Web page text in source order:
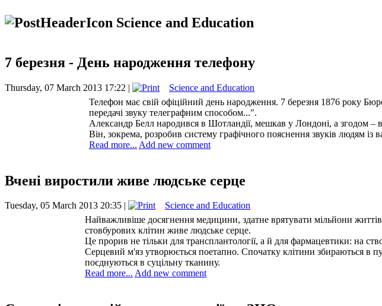
Science and Education
7 березня - День народження телефону
Thursday, 07 March 2013 17:22 |
Science and Education
Телефон має свій офіційний день народження. 7 березня 1876 року
передачі звуку телеграфним способом...".
Александр Белл народився в Шотландії, мешкав у Лондоні, а згодом
Він, зокрема, розробив систему графічного пояснення звуків людям із
Read more... Add new comment
Вчені виростили живе людське серце
Tuesday, 05 March 2013 20:35 |
Science and Education
Найважливіше досягнення медицини, здатне врятувати мільйони
стовбурових клітин живе людське серце.
Це прорив не тільки для трансплантології, а й для фармацевтики: на
Серцевий м'яз утворюється поетапно. Спочатку клітини збираються в
поєднуються в суцільну тканину.
Read more... Add new comment